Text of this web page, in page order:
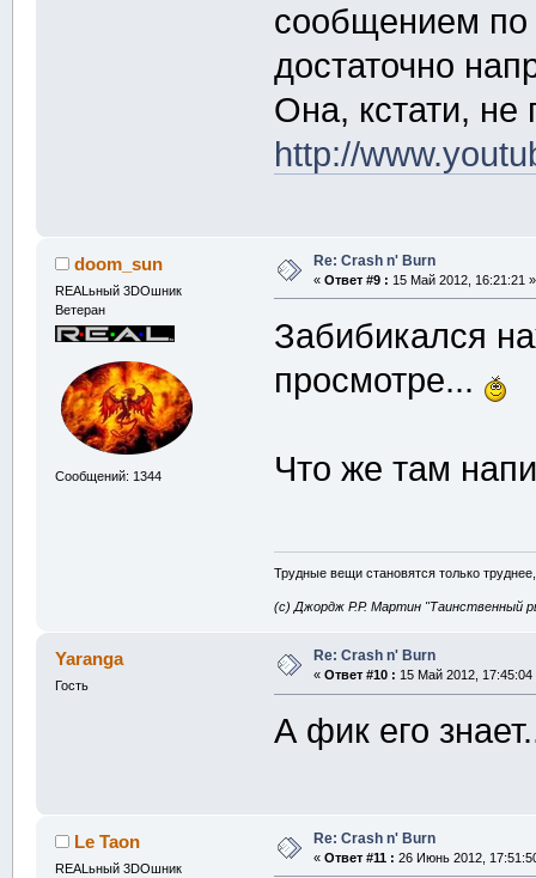
сообщением по
достаточно
Она, кстати, не
http://
doom_sun
REALьный 3DOшник
Ветеран
Сообщений: 1344
Re: Crash n' Burn
« Ответ #9 : 15 Май 2012, 16:21:21 »
Забибикался
просмотре...
Что же там
Трудные вещи становятся только
(с) Джордж Р.Р. Мартин "Таинственный
Yaranga
Гость
Re: Crash n' Burn
« Ответ #10 : 15 Май 2012, 17:45:04
А фик его
Le Taon
REALьный 3DOшник
Re: Crash n' Burn
« Ответ #11 : 26 Июнь 2012,